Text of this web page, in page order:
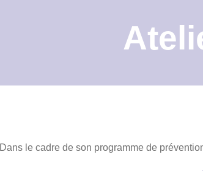
Dans le cadre de son programme de